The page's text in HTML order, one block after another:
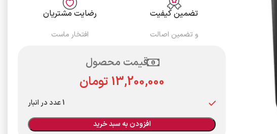
تضمین کیفیت
و تضمین اصالت
رضایت مشتریان
افتخار ماست
قیمت محصول
تومان
1 عدد در انبار
افزودن به سبد خرید